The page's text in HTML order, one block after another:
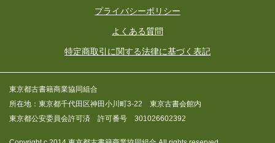
プライバシーポリシー
よくある質問
特定商取引に関する法律に基づく表記
東京都古書籍商業協同組合
所在地：東京都千代田区神田小川町3-22 東京古書会館内
東京都公安委員会許可済 許可番号 301026602392